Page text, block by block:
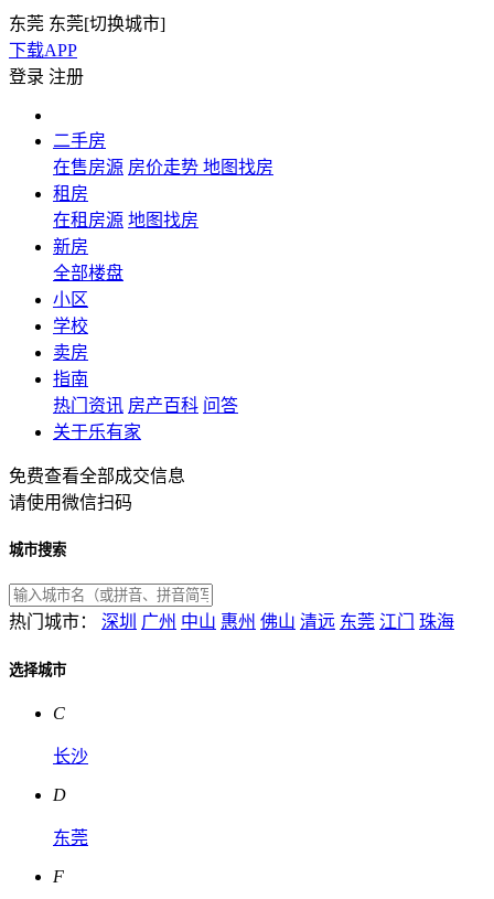
东莞 东莞[切换城市]
下载APP
登录 注册
二手房
在售房源 房价走势 地图找房
租房
在租房源 地图找房
新房
全部楼盘
小区
学校
卖房
指南
热门资讯 房产百科 问答
关于乐有家
免费查看全部成交信息
请使用微信扫码
城市搜索
热门城市： 深圳 广州 中山 惠州 佛山 清远 东莞 江门 珠海
选择城市
C
长沙
D
东莞
F